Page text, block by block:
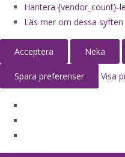
Hantera {vendor_count}-
Läs mer om dessa syften
Acceptera Neka
Spara preferenser Visa